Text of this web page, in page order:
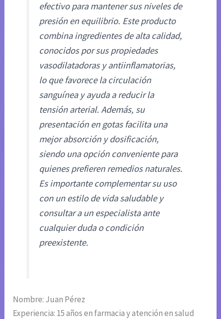
efectivo para mantener sus niveles de
presión en equilibrio. Este producto
combina ingredientes de alta calidad,
conocidos por sus propiedades
vasodilatadoras y antiinflamatorias,
lo que favorece la circulación
sanguínea y ayuda a reducir la
tensión arterial. Además, su
presentación en gotas facilita una
mejor absorción y dosificación,
siendo una opción conveniente para
quienes prefieren remedios naturales.
Es importante complementar su uso
con un estilo de vida saludable y
consultar a un especialista ante
cualquier duda o condición
preexistente.
Nombre: Juan Pérez
Experiencia: 15 años en farmacia y atención en salud